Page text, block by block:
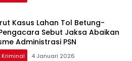
Kasus Lahan Tol Betung-
Sebut Jaksa Abaikan
Administrasi PSN
Kriminal 4 Januari 2026